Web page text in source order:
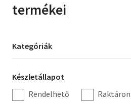
Hobbi, szabadidő
Irodalom
Kotta
Minikönyv
termékei
Kategória
szűrés
Kategóriák
Készletállapot
szűrés
Készletállapot
Rendelhető
Raktáron